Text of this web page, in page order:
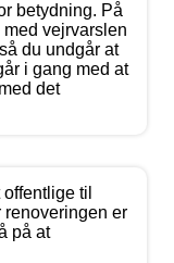
betydning. På
vejrvarslen
du undgår at
i gang med at
det
til
er
på at